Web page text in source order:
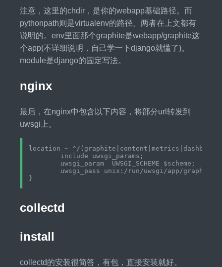
注意，这里的chdir，是你的webapp基础路径。而
pythonpath则是virtualenv的路径。两者在上文都有
说明的。env里面那个graphite是webapp/graphite这
个app(不详细说明，自己学一下django就懂了)。
module是django的固定写法。
nginx
最后，在nginx中包含以下内容，将部分url转发到
uwsgi上。
location ~ ^/
collectd
install
collectd的安装很简答，有包，直接安装就好。